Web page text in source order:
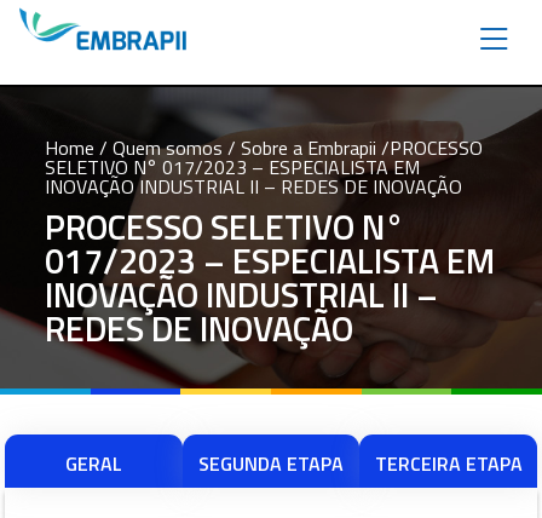
Home / Quem somos / Sobre a Embrapii /PROCESSO
SELETIVO N° 017/2023 – ESPECIALISTA EM
INOVAÇÃO INDUSTRIAL II – REDES DE INOVAÇÃO
PROCESSO SELETIVO N°
017/2023 – ESPECIALISTA EM
INOVAÇÃO INDUSTRIAL II –
REDES DE INOVAÇÃO
GERAL SEGUNDA ETAPA TERCEIRA ETAPA